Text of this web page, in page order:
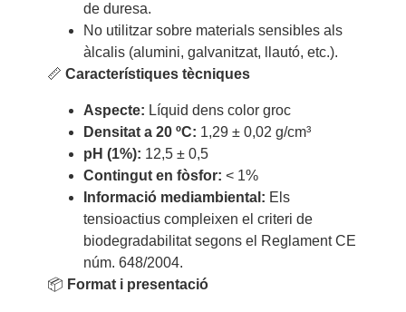
de duresa.
No utilitzar sobre materials sensibles als
àlcalis (alumini, galvanitzat, llautó, etc.).
📏 Característiques tècniques
Aspecte: Líquid dens color groc
Densitat a 20 ºC: 1,29 ± 0,02 g/cm³
pH (1%): 12,5 ± 0,5
Contingut en fòsfor: < 1%
Informació mediambiental: Els
tensioactius compleixen el criteri de
biodegradabilitat segons el Reglament CE
núm. 648/2004.
📦 Format i presentació